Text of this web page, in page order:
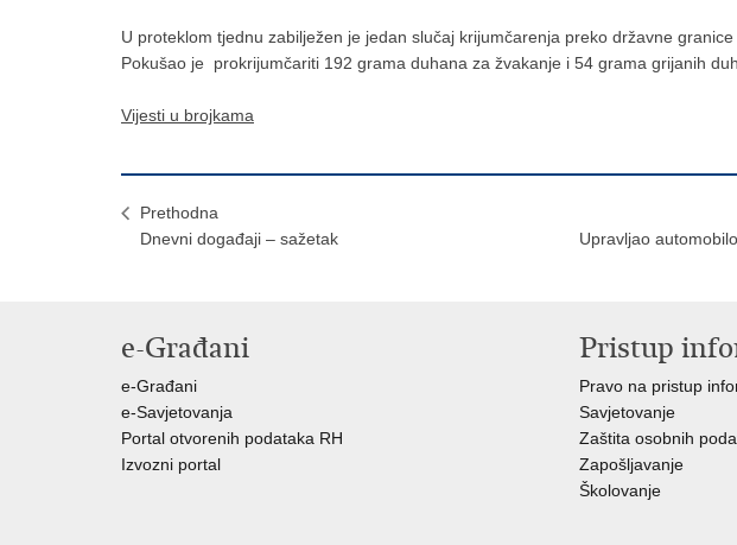
U proteklom tjednu zabilježen je jedan slučaj krijumčarenja preko državne
Pokušao je prokrijumčariti 192 grama duhana za žvakanje i 54 grama grijanih
Vijesti u brojkama
Prethodna
​Dnevni događaji – sažetak
​Upravljao
e-Građani
e-Građani
e-Savjetovanja
Portal otvorenih podataka RH
Izvozni portal
Pristup
Pravo na pristup
Savjetovanje
Zaštita osobnih
Zapošljavanje
Školovanje